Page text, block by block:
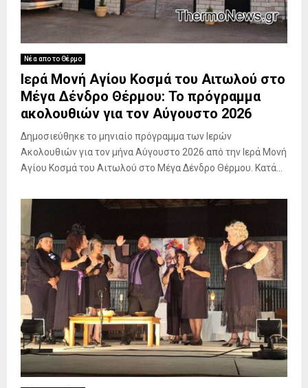
Νέα απο το Θέρμο
Ιερά Μονή Αγίου Κοσμά του Αιτωλού στο
Μέγα Δένδρο Θέρμου: Το πρόγραμμα
ακολουθιών για τον Αύγουστο 2026
Δημοσιεύθηκε το μηνιαίο πρόγραμμα των Ιερών
Ακολουθιών για τον μήνα Αύγουστο 2026 από την Ιερά Μονή
Αγίου Κοσμά του Αιτωλού στο Μέγα Δένδρο Θέρμου. Κατά...